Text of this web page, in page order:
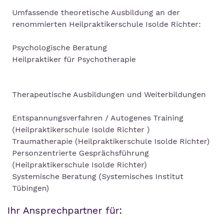
Umfassende theoretische Ausbildung an der
renommierten Heilpraktikerschule Isolde Richter:
Psychologische Beratung
Heilpraktiker für Psychotherapie
Therapeutische Ausbildungen und Weiterbildungen
Entspannungsverfahren / Autogenes Training
(Heilpraktikerschule Isolde Richter )
Traumatherapie (Heilpraktikerschule Isolde Richter)
Personzentrierte Gesprächsführung
(Heilpraktikerschule Isolde Richter)
Systemische Beratung (Systemisches Institut
Tübingen)
Ihr Ansprechpartner für: